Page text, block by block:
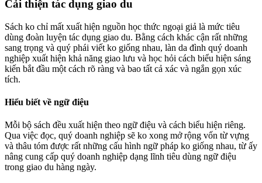
Cải thiện tác dụng giao du
Sách ko chỉ mất xuất hiện nguồn học thức ngoại giả là mức tiêu
dùng đoàn luyện tác dụng giao du. Bằng cách khác cận rất những
sang trọng và quý phái viết ko giống nhau, làn da đình quý doanh
nghiệp xuất hiện khả năng giao lưu và học hỏi cách biểu hiện sáng
kiến bắt đầu một cách rõ ràng và bao tất cả xác và ngắn gọn xúc
tích.
Hiểu biết về ngữ điệu
Mỗi bộ sách đều xuất hiện theo ngữ điệu và cách biểu hiện riêng.
Qua việc đọc, quý doanh nghiệp sẽ ko xong mở rộng vốn từ vựng
và thâu tóm được rất những cấu hình ngữ pháp ko giống nhau, từ ấy
nâng cung cấp quý doanh nghiệp dạng lĩnh tiêu dùng ngữ điệu
trong giao du hàng ngày.